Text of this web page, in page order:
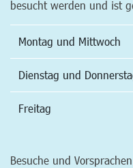
besucht werden und ist
Montag und Mittwoch
Dienstag und
Freitag
Besuche und